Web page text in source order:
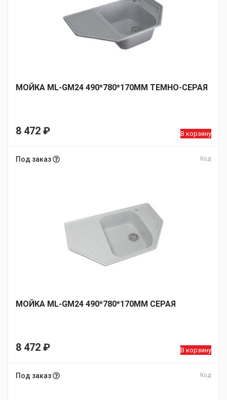
МОЙКА ML-GM24 490*780*170ММ ТЕМНО-СЕРАЯ
8 472 ₽ В корзину
Под заказ Код
МОЙКА ML-GM24 490*780*170ММ СЕРАЯ
8 472 ₽ В корзину
Под заказ Код